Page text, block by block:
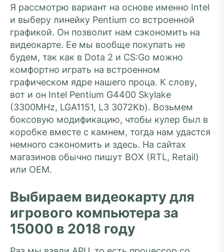
Я рассмотрю вариант на основе именно Intel
и выберу линейку Pentium со встроенной
графикой. Он позволит нам сэкономить на
видеокарте. Ее мы вообще покупать не
будем, так как в Dota 2 и CS:Go можно
комфортно играть на встроенном
графическом ядре нашего проца. К слову,
вот и он Intel Pentium G4400 Skylake
(3300MHz, LGA1151, L3 3072Kb). Возьмем
боксовую модификацию, чтобы кулер был в
коробке вместе с камнем, тогда нам удастся
немного сэкономить и здесь. На сайтах
магазинов обычно пишут BOX (RTL, Retail)
или OEM.
Выбираем видеокарту для
игрового компьютера за
15000 в 2018 году